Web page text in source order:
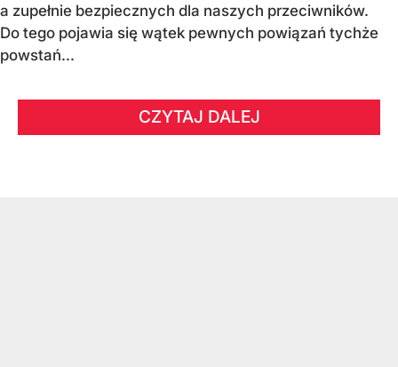
a zupełnie bezpiecznych dla naszych przeciwników.
Do tego pojawia się wątek pewnych powiązań tychże
powstań...
CZYTAJ DALEJ